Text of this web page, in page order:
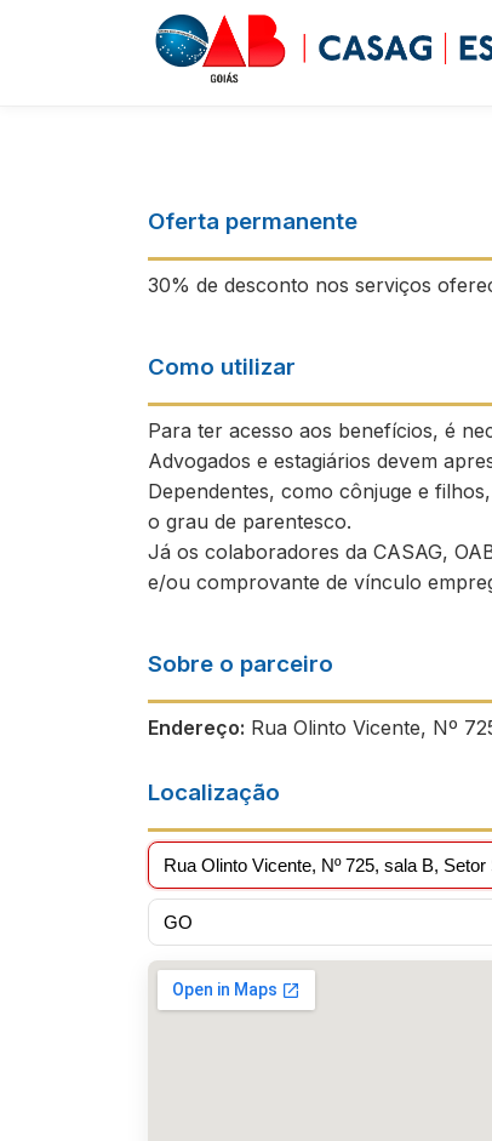
Oferta permanente
30% de desconto nos serviços
Como utilizar
Para ter acesso aos benefícios, é
Advogados e estagiários devem
Dependentes, como cônjuge e
o grau de parentesco.
Já os colaboradores da CASAG,
e/ou comprovante de vínculo
Sobre o parceiro
Endereço: Rua Olinto Vicente, Nº
Localização
Rua Olinto Vicente, Nº 725, sala B,
GO